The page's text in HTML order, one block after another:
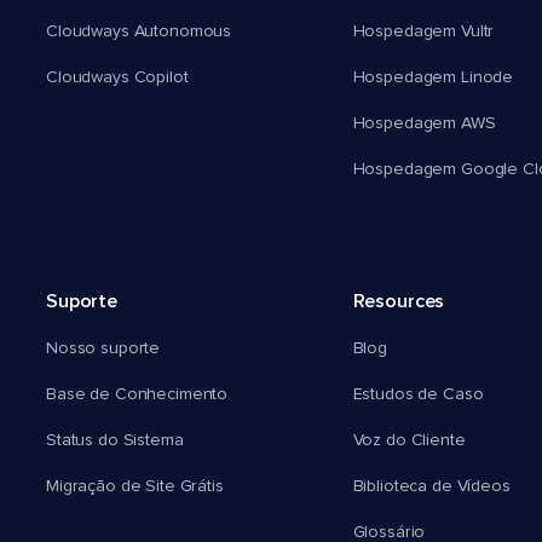
Cloudways Autonomous
Cloudways Copilot
Hospedagem Vultr
Hospedagem Linode
Hospedagem AWS
Hospedagem Google
Suporte
Nosso suporte
Base de Conhecimento
Status do Sistema
Migração de Site Grátis
Resources
Blog
Estudos de Caso
Voz do Cliente
Biblioteca de Vídeos
Glossário